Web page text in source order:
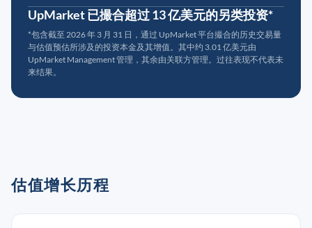
UpMarket 已撮合超过 13 亿美元的另类投资*
*包含截至 2026 年 3 月 31 日，通过 UpMarket 平台撮合的历史交易量
与估值预估所涉及的投资本金及其增值。其中约 3.01 亿美元由
UpMarket Management 管理，其余由关联方管理。过往表现不代表未
来结果。
估值增长历程